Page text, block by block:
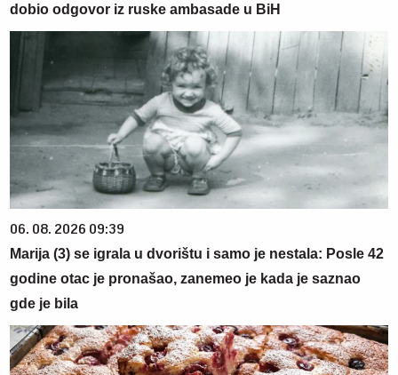
dobio odgovor iz ruske ambasade u BiH
06. 08. 2026 09:39
Marija (3) se igrala u dvorištu i samo je nestala: Posle 42
godine otac je pronašao, zanemeo je kada je saznao
gde je bila